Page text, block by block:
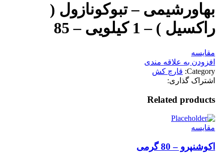
بهاورشیمی – تبوکونازول (
راکسیل ) – 1 کیلویی – 85
مقایسه
افزودن به علاقه مندی
Category: قارچ کش
اشتراک گذاری:
Related products
مقایسه
اکوشنپرو – 80 گرمی